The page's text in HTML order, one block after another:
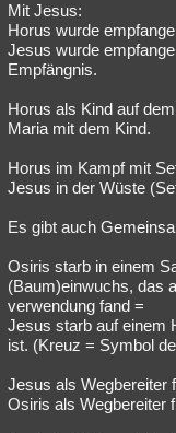
Mit Jesus:
Horus wurde
Jesus wurde
Empfängnis.
Horus als Kind auf
Maria mit dem Kind.
Horus im Kampf mit
Jesus in der Wüste
Es gibt auch
Osiris starb in einem
(Baum)einwuchs, das
verwendung fand =
Jesus starb auf einem
ist. (Kreuz = Symbol
Jesus als Wegbereiter
Osiris als Wegbereiter